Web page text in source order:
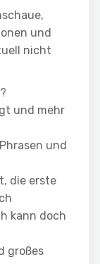
und
nicht
und mehr
und
die erste
kann doch
großes